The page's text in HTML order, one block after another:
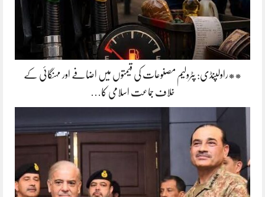
**راولپنڈی: پٹرولیم مصنوعات کی قیمتوں میں اضافے اور مہنگائی کے
خلاف جماعت اسلامی کا…